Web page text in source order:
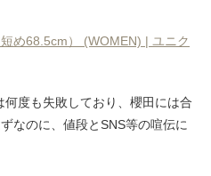
め68.5cm） (WOMEN) | ユニク
度も失敗しており、櫻田には合
なのに、値段とSNS等の喧伝に